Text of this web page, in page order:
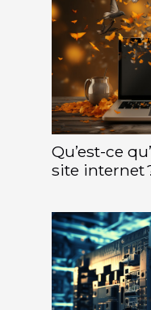
Qu’est-ce
site internet